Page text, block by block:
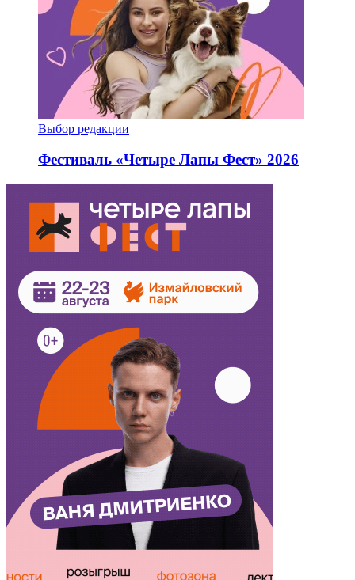
Выбор редакции
Фестиваль «Четыре Лапы Фест» 2026